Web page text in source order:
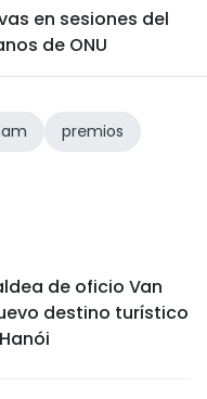
en sesiones del
de ONU
premios
de oficio Van
destino turístico